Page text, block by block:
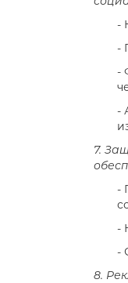
-
-
-
-
7.
-
-
-
8.